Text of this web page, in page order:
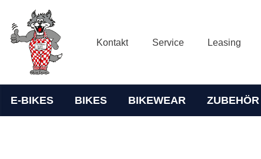
Kontakt Service Leasing
E-BIKES BIKES BIKEWEAR ZUBEHÖR